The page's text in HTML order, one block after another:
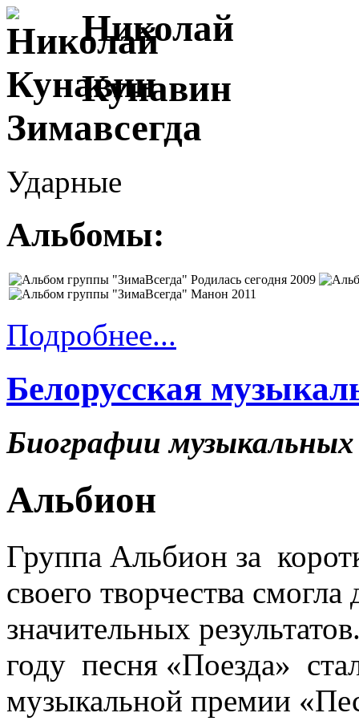
Николай
Кунавин
Ударные
Альбомы:
Подробнее...
Белорусская
Биографии музыкальных
Альбион
Группа Альбион за
своего творчества
значительных
году песня «Поезда»
музыкальной премии